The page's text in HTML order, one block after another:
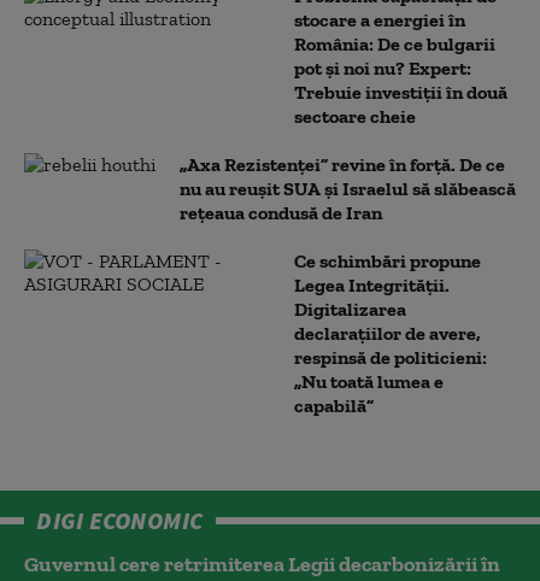
stocare a energiei în
România: De ce bulgarii
pot și noi nu? Expert:
Trebuie investiții în două
sectoare cheie
„Axa Rezistenței” revine în forță. De ce
nu au reușit SUA și Israelul să slăbească
rețeaua condusă de Iran
Ce schimbări propune
Legea Integrității.
Digitalizarea
declarațiilor de avere,
respinsă de politicieni:
„Nu toată lumea e
capabilă”
DIGI ECONOMIC
Guvernul cere retrimiterea Legii decarbonizării în